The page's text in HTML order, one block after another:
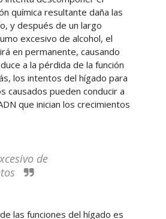
química resultante daña las
y después de un largo
excesivo de alcohol, el
en permanente, causando
a la pérdida de la función
los intentos del hígado para
causados ​​pueden conducir a
que inician los crecimientos
de
las funciones del hígado es